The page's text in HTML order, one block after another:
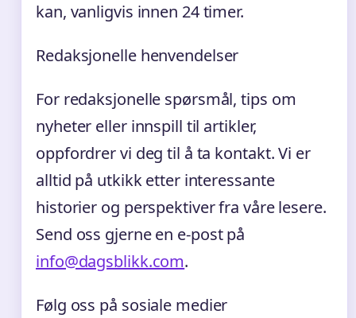
kan, vanligvis innen 24 timer.
Redaksjonelle henvendelser
For redaksjonelle spørsmål, tips om
nyheter eller innspill til artikler,
oppfordrer vi deg til å ta kontakt. Vi er
alltid på utkikk etter interessante
historier og perspektiver fra våre lesere.
Send oss gjerne en e-post på
info@dagsblikk.com.
Følg oss på sosiale medier